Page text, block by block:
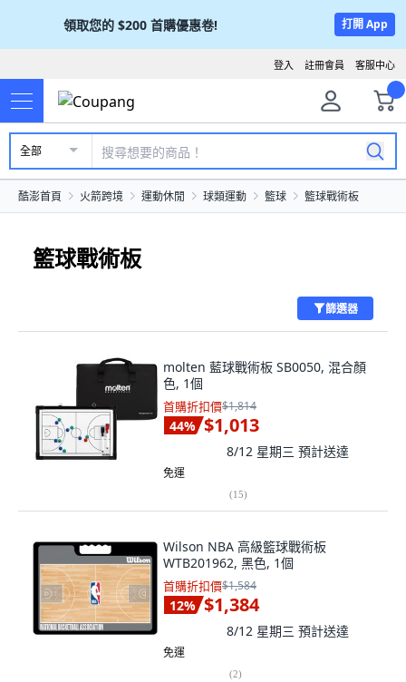
領取您的 $200 首購優惠卷! 打開 App
客服中心
註冊會員
登入
全部
酷澎首頁 火箭跨境 運動休閒 球類運動 籃球 籃球戰術板
籃球戰術板
篩選器
molten 藍球戰術板 SB0050, 混合顏
色, 1個
首購折扣價$1,814
44% $1,013
8/12 星期三 預計送達
免運
(15)
Wilson NBA 高級籃球戰術板
WTB201962, 黑色, 1個
首購折扣價$1,584
12% $1,384
8/12 星期三 預計送達
免運
(2)